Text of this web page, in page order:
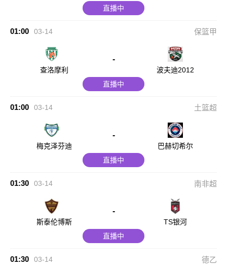
直播中
01:00 03-14 保篮甲
查洛摩利
-
波夫迪2012
直播中
01:00 03-14 土篮超
梅克泽芬迪
-
巴赫切希尔
直播中
01:30 03-14 南非超
斯泰伦博斯
-
TS银河
直播中
01:30 03-14 德乙